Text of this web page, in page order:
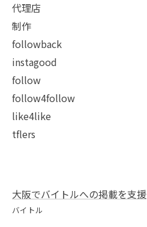
代理店
制作
followback
instagood
follow
follow4follow
like4like
tflers
大阪でバイトルへの掲載を支援
バイトル